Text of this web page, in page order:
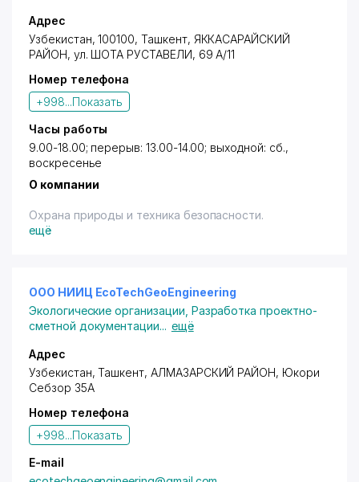
Адрес
Узбекистан, 100100, Ташкент, ЯККАСАРАЙСКИЙ
РАЙОН, ул. ШОТА РУСТАВЕЛИ, 69 А/11
Номер телефона
+998...Показать
Часы работы
9.00-18.00; перерыв: 13.00-14.00; выходной: сб.,
воскресенье
О компании
Охрана природы и техника безопасности.
ещё
ООО НИИЦ EcoTechGeoEngineering
Экологические организации Разработка проектно-
сметной документации... ещё
Адрес
Узбекистан, Ташкент, АЛМАЗАРСКИЙ РАЙОН, Юкори
Себзор 35А
Номер телефона
+998...Показать
E-mail